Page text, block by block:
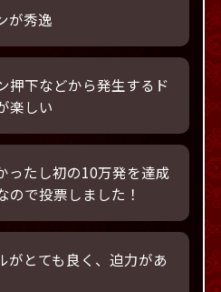
が秀逸
押下などから発生するド
楽しい
ったし初の10万発を達成
ので投票しました！
がとても良く、迫力があ